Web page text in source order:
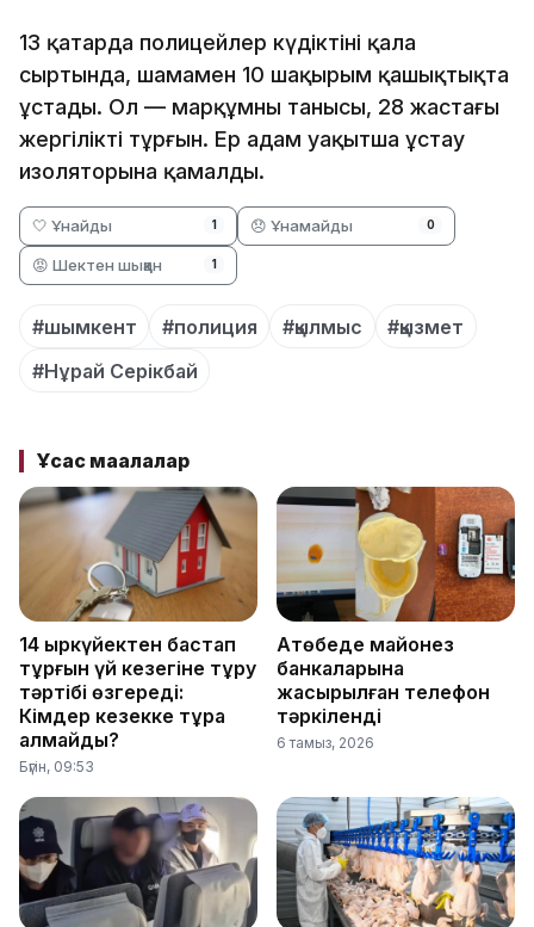
13 қаңтарда полицейлер күдіктіні қала
сыртында, шамамен 10 шақырым қашықтықта
ұстады. Ол — марқұмның танысы, 28 жастағы
жергілікті тұрғын. Ер адам уақытша ұстау
изоляторына қамалды.
🤍 Ұнайды 1 😞 Ұнамайды 0
😡 Шектен шыққан 1
#шымкент #полиция #қылмыс
#қызмет
#Нұрай Серікбай
Ұқсас мақалалар
14 қыркүйектен бастап
тұрғын үй кезегіне тұру
тәртібі өзгереді:
Кімдер кезекке тұра
алмайды?
Бүгін, 09:53
Ақтөбеде майонез
банкаларына
жасырылған телефон
тәркіленді
6 тамыз, 2026